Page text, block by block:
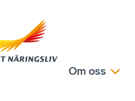
Om oss